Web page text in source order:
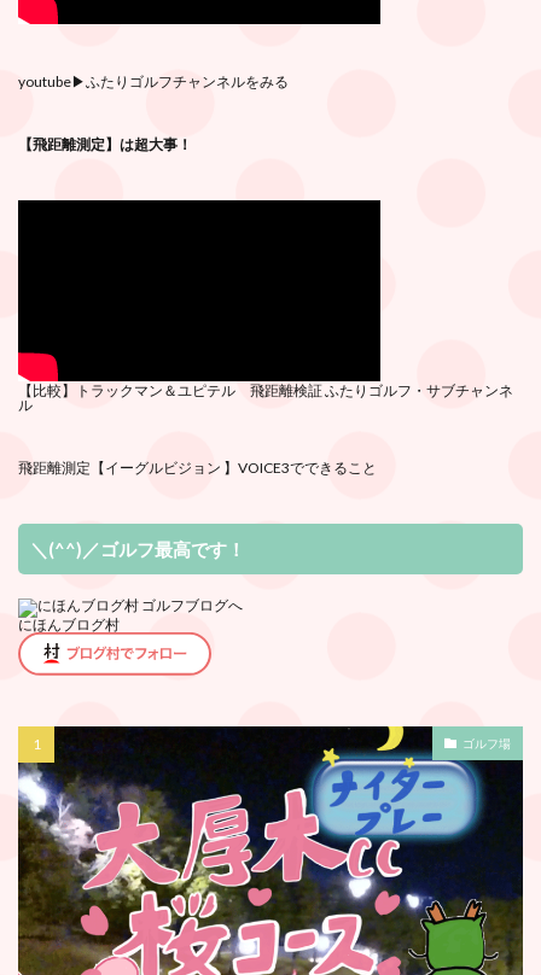
youtube▶︎ふたりゴルフチャンネルをみる
【飛距離測定】は超大事！
【比較】トラックマン＆ユピテル 飛距離検証ふたりゴルフ・サブチ ャンネ
ル
飛距離測定 【イーグルビジョン 】VOICE3でできること
＼(^^)／ゴルフ最高です！
にほんブログ村
ゴルフ場